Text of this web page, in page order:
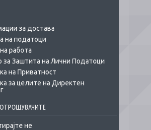
за достава
на податоци
работа
Заштита на Лични Податоци
на Приватност
за целите на Директен
не